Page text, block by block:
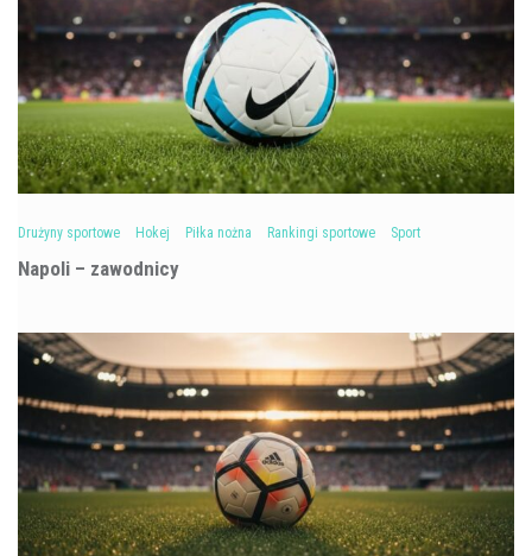
Drużyny sportowe Hokej Piłka nożna Rankingi sportowe Sport
Napoli – zawodnicy